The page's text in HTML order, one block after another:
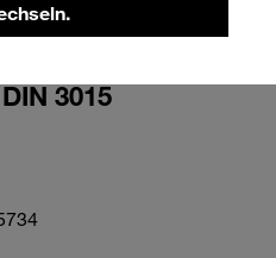
Ø26,9mm
3015